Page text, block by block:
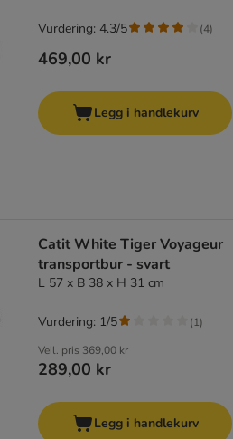
469,00 kr
Vurdering: 4.3/5 (4)
Legg i handlekurv
Catit White Tiger Voyageur
transportbur - svart
L 57 x B 38 x H 31 cm
Veil. pris 369,00 kr
289,00 kr
Vurdering: 1/5 (1)
Legg i handlekurv